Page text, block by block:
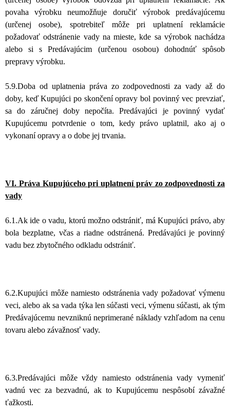
povaha výrobku neumožňuje doručiť výrobok predávajúcemu
(určenej osobe), spotrebiteľ môže pri uplatnení reklamácie
požadovať odstránenie vady na mieste, kde sa výrobok nachádza
alebo si s Predávajúcim (určenou osobou) dohodnúť spôsob
prepravy výrobku.
5.9.Doba od uplatnenia práva zo zodpovednosti za vady až do
doby, keď Kupujúci po skončení opravy bol povinný vec prevziať,
sa do záručnej doby nepočíta. Predávajúci je povinný vydať
Kupujúcemu potvrdenie o tom, kedy právo uplatnil, ako aj o
vykonaní opravy a o dobe jej trvania.
VI. Práva Kupujúceho pri uplatnení práv zo zodpovednosti za
vady
6.1.Ak ide o vadu, ktorú možno odstrániť, má Kupujúci právo, aby
bola bezplatne, včas a riadne odstránená. Predávajúci je povinný
vadu bez zbytočného odkladu odstrániť.
6.2.Kupujúci môže namiesto odstránenia vady požadovať výmenu
veci, alebo ak sa vada týka len súčasti veci, výmenu súčasti, ak tým
Predávajúcemu nevzniknú neprimerané náklady vzhľadom na cenu
tovaru alebo závažnosť vady.
6.3.Predávajúci môže vždy namiesto odstránenia vady vymeniť
vadnú vec za bezvadnú, ak to Kupujúcemu nespôsobí závažné
ťažkosti.